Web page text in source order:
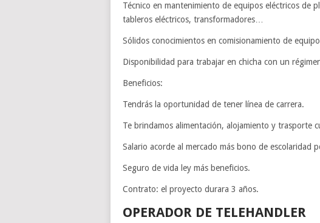
Técnico en mantenimiento de equipos eléctricos de
tableros eléctricos, transformadores…
Sólidos conocimientos en comisionamiento de
Disponibilidad para trabajar en chicha con un
Beneficios:
Tendrás la oportunidad de tener línea de carrera.
Te brindamos alimentación, alojamiento y trasporte
Salario acorde al mercado más bono de escolaridad
Seguro de vida ley más beneficios.
Contrato: el proyecto durara 3 años.
OPERADOR DE TELEHANDLER